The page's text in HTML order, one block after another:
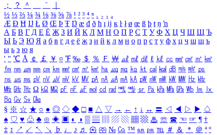
；
？ ＾ ｀
½ ⅓ ⅔ ¼ ¾ ⅛ ⅜ ⅝ ⅞ ¹ ² ³ ⁴ ⁿ ₁ ₂ ₃ ₄
Æ Ð Ħ Ĳ Ł Ø Œ Þ Ŧ Ŋ æ đ ð ħ ı ĳ ĸ ŀ ł ø œ ß þ ŧ ŋ ŉ
А Б В Г Д Е Ё Ж З И Й К Л М Н О П Р С Т У Ф Х Ц Ч Ш Щ Ъ
Ы Ь Э Ю Я а б в г д е ё ж з и й к л м н о п р с т у ф х ц ч ш щ ъ
ы ь э ю я
′ ″ ℃ Å ￠ ￡ ￥ ¤ ℉ ‰ ＄ ％ Ｆ ￦ ㎕ ㎖ ㎗ ℓ ㎘ ㏄ ㎣ ㎤ ㎥ ㎦
㎙ ㎚ ㎛ ㎜ ㎝ ㎞ ㎟ ㎠ ㎡ ㎢ ㏊ ㎍ ㎎ ㎏ ㏏ ㎈ ㎉ ㏈ ㎧ ㎨ ㎰
㎱ ㎲ ㎳ ㎴ ㎵ ㎶ ㎷ ㎸ ㎹ ㎀ ㎁ ㎂ ㎃ ㎄ ㎺ ㎻ ㎽ ㎾ ㎿ ㎐ ㎑
㎒ ㎓ ㎔ Ω ㏀ ㏁ ㎊ ㎋ ㎌ ㏖ ㏅ ㎭ ㎮ ㎯ ㏛ ㎩ ㎪ ㎫ ㎬ ㏝ ㏐
㏓
㏃ ㏉ ㏜ ㏆
§ ※ ☆ ★ ○ ● ◎ ◇ ◆ □ ■ △ ▽ → ← ↑ ↓ ↔ 〓 ◁ ◀ ▷ ▶ ♤
♠ ♡ ♥ ♧ ♣ ⊙ ◈ ▣ ◐ ◑ ▒ ▤ ▨ ▧ ▦ ▩ ♨ ☏ ☎ ☜ ☞ ¶ †
‡ ↕ ↗ ↙ ↖ ↘ ♭ ♩ ♪ ♬ ㉿ ㈜ № ㏇ ™ ㏂ ㏘ ℡ ＃ ＆ ＊ ＠ ª º